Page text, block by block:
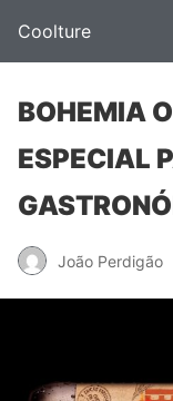
Coolture
BOHEMIA
ESPECIAL
João Perdigão